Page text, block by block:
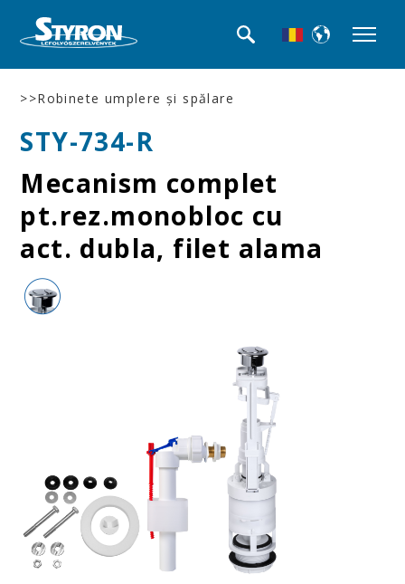
>>Robinete umplere şi spălare
STY-734-R
Mecanism complet
pt.rez.monobloc cu
act. dubla, filet alama